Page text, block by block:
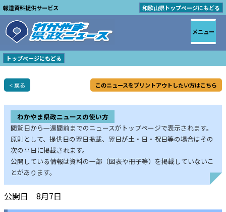
報道資料提供サービス 和歌山県トップページにもどる
トップページにもどる
< 戻る このニュースをプリントアウトしたい方はこちら
わかやま県政ニュースの使い方
閲覧日から一週間前までのニュースがトップページで表示されます。
原則として、提供日の翌日掲載、翌日が土・日・祝日等の場合はその
次の平日に掲載されます。
公開している情報は資料の一部（図表や冊子等）を掲載していないこ
とがあります。
公開日 8月7日
メニュー